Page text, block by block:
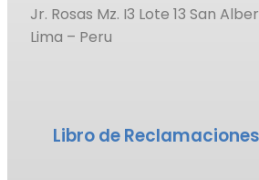
Jr. Rosas Mz. I3 Lote 13 San
Lima – Peru
Libro de Reclamaciones